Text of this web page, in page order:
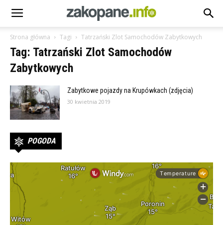
Strona główna Tagi Tatrzański Zlot Samochodów Zabytkowych
Tag: Tatrzański Zlot Samochodów
Zabytkowych
Zabytkowe pojazdy na Krupówkach (zdjęcia)
30 kwietnia 2019
POGODA